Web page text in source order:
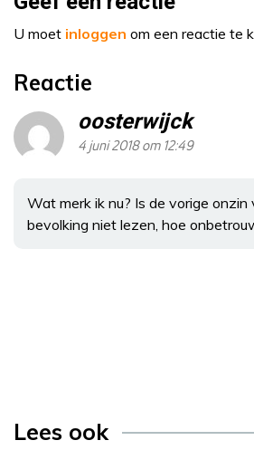
U moet inloggen om een reactie te
Reactie
oosterwijck
4 juni 2018 om 12:49
Wat merk ik nu? Is de vorige
bevolking niet lezen, hoe
Lees ook